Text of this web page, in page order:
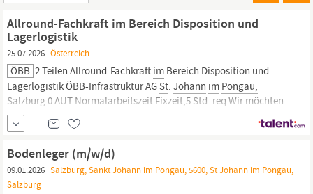
Allround-Fachkraft im Bereich Disposition und
Lagerlogistik
25.07.2026 Österreich
ÖBB 2 Teilen Allround-Fachkraft im Bereich Disposition und
Lagerlogistik ÖBB-Infrastruktur AG St. Johann im Pongau,
Salzburg 0 AUT Normalarbeitszeit Fixzeit,5 Std. req Wir möchten
neue Wege gehen. Und neue Wege schaffen. Heute. Für morgen.
Für uns. Jetzt Teil des werden! Wir sorgen dafür,...
Bodenleger (m/w/d)
09.01.2026 Salzburg, Sankt Johann im Pongau, 5600, St Johann im Pongau,
Salzburg